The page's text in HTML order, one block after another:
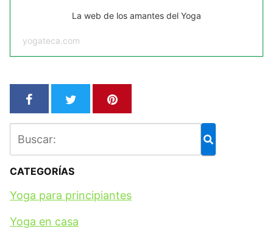
La web de los amantes del Yoga
yogateca.com
CATEGORÍAS
Yoga para principiantes
Yoga en casa